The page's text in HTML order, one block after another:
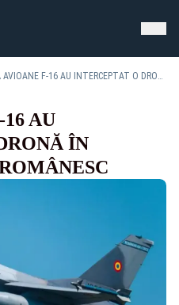
DOUĂ AVIOANE F-16 AU INTERCEPTAT O DRONĂ ÎN SPAȚIUL AERIAN ROMÂNESC
AU
ÎN